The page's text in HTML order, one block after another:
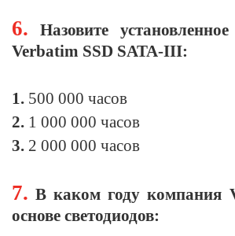
6.
Назовите
Verbatim SSD SATA-III:
1. 500 000 часов
2. 1 000 000 часов
3. 2 000 000 часов
7. В каком году компания
основе светодиодов: